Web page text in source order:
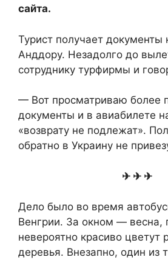
сайта.
Турист получает документы
Анддору. Незадолго до
сотруднику турфирмы и
— Вот просматриваю более
документы и в авиабилете
«возврату не подлежат».
обратно в Украину не
✈ ✈ ✈
Дело было во время
Венгрии. За окном — весна,
невероятно красиво цветут
деревья. Внезапно, один из